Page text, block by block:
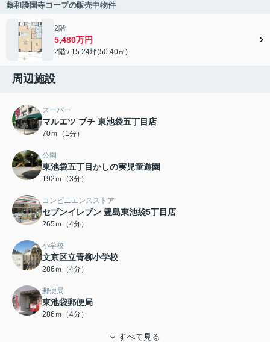
藤和護国寺コープの販売中物件
2階
5,480万円
2階 / 15.24坪(50.40㎡)
周辺施設
スーパー
マルエツ プチ 東池袋五丁目店
70ｍ（1分）
公園
東池袋五丁目かしの実児童遊園
192ｍ（3分）
コンビニエンスストア
セブンイレブン 豊島東池袋5丁目店
265ｍ（4分）
小学校
文京区立青柳小学校
286ｍ（4分）
郵便局
東池袋郵便局
286ｍ（4分）
すべて見る